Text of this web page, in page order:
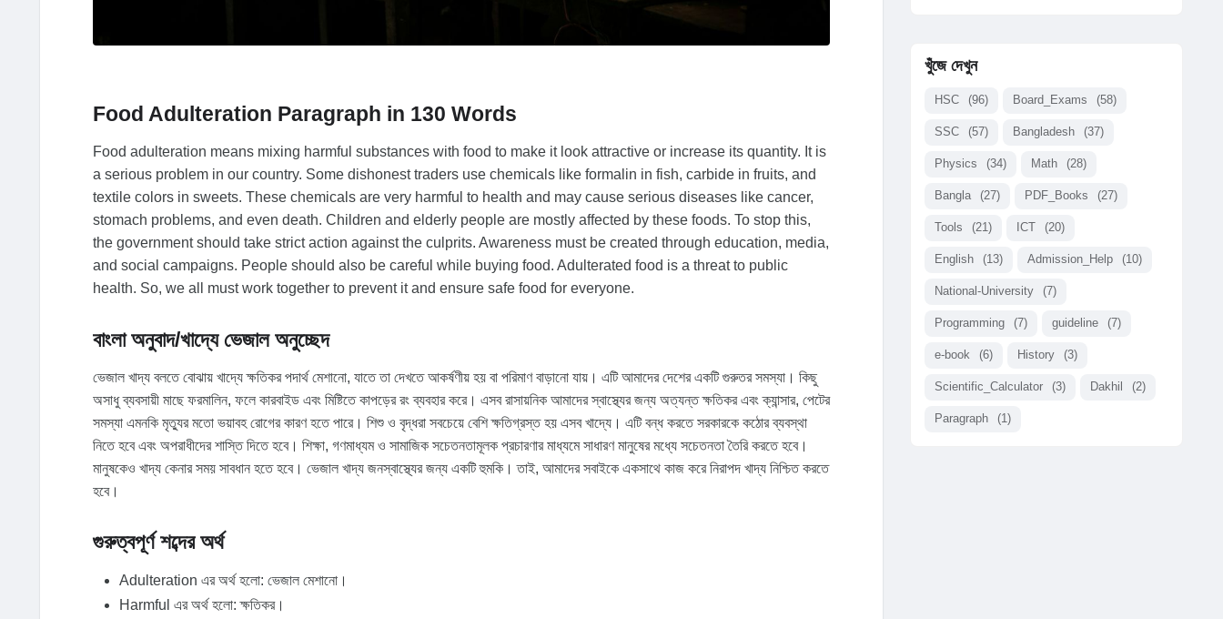
Food Adulteration Paragraph in 130 Words
Food adulteration means mixing harmful substances with food to make it look attractive or increase its quantity. It is
a serious problem in our country. Some dishonest traders use chemicals like formalin in fish, carbide in fruits, and
textile colors in sweets. These chemicals are very harmful to health and may cause serious diseases like cancer,
stomach problems, and even death. Children and elderly people are mostly affected by these foods. To stop this,
the government should take strict action against the culprits. Awareness must be created through education, media,
and social campaigns. People should also be careful while buying food. Adulterated food is a threat to public
health. So, we all must work together to prevent it and ensure safe food for everyone.
বাংলা অনুবাদ/খাদ্যে ভেজাল অনুচ্ছেদ
ভেজাল খাদ্য বলতে বোঝায় খাদ্যে ক্ষতিকর পদার্থ মেশানো, যাতে তা দেখতে আকর্ষণীয় হয় বা পরিমাণ বাড়ানো যায়। এটি আমাদের দেশের একটি গুরুতর সমস্যা। কিছু
অসাধু ব্যবসায়ী মাছে ফরমালিন, ফলে কারবাইড এবং মিষ্টিতে কাপড়ের রং ব্যবহার করে। এসব রাসায়নিক আমাদের স্বাস্থ্যের জন্য অত্যন্ত ক্ষতিকর এবং ক্যান্সার, পেটের
সমস্যা এমনকি মৃত্যুর মতো ভয়াবহ রোগের কারণ হতে পারে। শিশু ও বৃদ্ধরা সবচেয়ে বেশি ক্ষতিগ্রস্ত হয় এসব খাদ্যে। এটি বন্ধ করতে সরকারকে কঠোর ব্যবস্থা
নিতে হবে এবং অপরাধীদের শাস্তি দিতে হবে। শিক্ষা, গণমাধ্যম ও সামাজিক সচেতনতামূলক প্রচারণার মাধ্যমে সাধারণ মানুষের মধ্যে সচেতনতা তৈরি করতে হবে।
মানুষকেও খাদ্য কেনার সময় সাবধান হতে হবে। ভেজাল খাদ্য জনস্বাস্থ্যের জন্য একটি হুমকি। তাই, আমাদের সবাইকে একসাথে কাজ করে নিরাপদ খাদ্য নিশ্চিত করতে
হবে।
গুরুত্বপূর্ণ শব্দের অর্থ
Adulteration এর অর্থ হলো: ভেজাল মেশানো।
Harmful এর অর্থ হলো: ক্ষতিকর।
খুঁজে দেখুন
HSC (96) Board_Exams (58)
SSC (57) Bangladesh (37)
Physics (34) Math (28)
Bangla (27) PDF_Books (27)
Tools (21) ICT (20)
English (13) Admission_Help (10)
National-University (7)
Programming (7) guideline (7)
e-book (6) History (3)
Scientific_Calculator (3) Dakhil (2)
Paragraph (1)